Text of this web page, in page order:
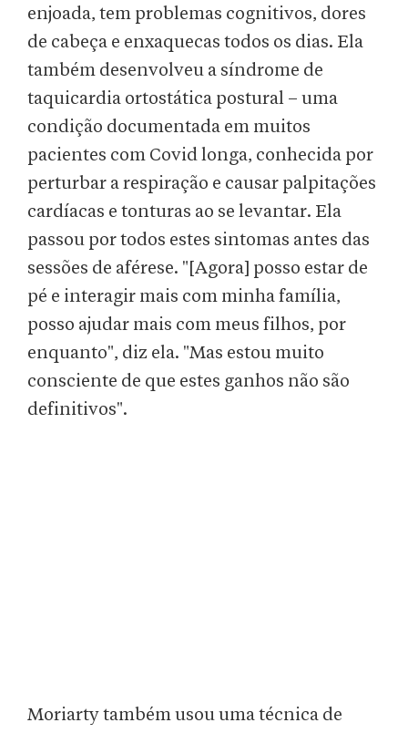
enjoada, tem problemas cognitivos, dores
de cabeça e enxaquecas todos os dias. Ela
também desenvolveu a síndrome de
taquicardia ortostática postural – uma
condição documentada em muitos
pacientes com Covid longa, conhecida por
perturbar a respiração e causar palpitações
cardíacas e tonturas ao se levantar. Ela
passou por todos estes sintomas antes das
sessões de aférese. "[Agora] posso estar de
pé e interagir mais com minha família,
posso ajudar mais com meus filhos, por
enquanto", diz ela. "Mas estou muito
consciente de que estes ganhos não são
definitivos".
Moriarty também usou uma técnica de